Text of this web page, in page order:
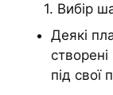
1. Вибір
Деякі
під свої